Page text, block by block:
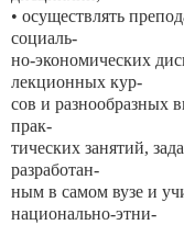
• осуществлять
социаль-
но-экономических
лекционных кур-
сов и разнообразных
прак-
тических занятий,
разработан-
ным в самом вузе и
национально-этни-